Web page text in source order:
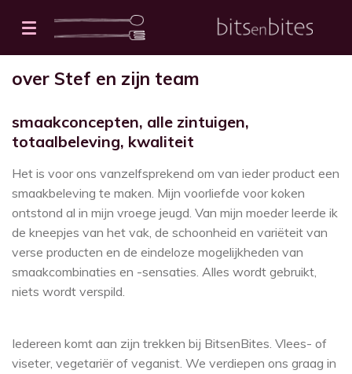
direct
naar
de
over Stef en zijn team
smaakconcepten, alle zintuigen,
totaalbeleving, kwaliteit
Het is voor ons vanzelfsprekend om van ieder product een
smaakbeleving te maken. Mijn voorliefde voor koken
ontstond al in mijn vroege jeugd. Van mijn moeder leerde ik
de kneepjes van het vak, de schoonheid en variëteit van
verse producten en de eindeloze mogelijkheden van
smaakcombinaties en -sensaties. Alles wordt gebruikt,
niets wordt verspild.
Iedereen komt aan zijn trekken bij BitsenBites. Vlees- of
viseter, vegetariër of veganist. We verdiepen ons graag in